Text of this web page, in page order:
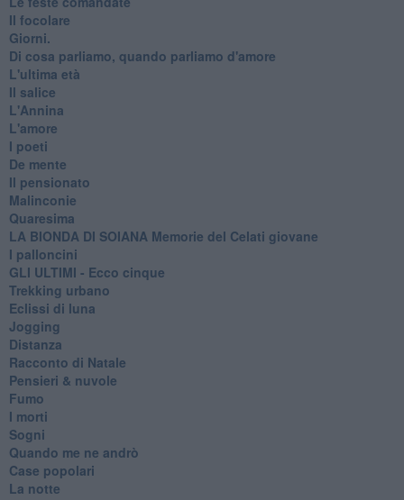
Il focolare
Giorni.
Di cosa parliamo, quando parliamo d'amore
L'ultima età
Il salice
L'Annina
L'amore
I poeti
De mente
Il pensionato
Malinconie
Quaresima
LA BIONDA DI SOIANA Memorie del Celati giovane
I palloncini
GLI ULTIMI - Ecco cinque
Trekking urbano
Eclissi di luna
Jogging
Distanza
Racconto di Natale
Pensieri & nuvole
Fumo
I morti
Sogni
Quando me ne andrò
Case popolari
La notte